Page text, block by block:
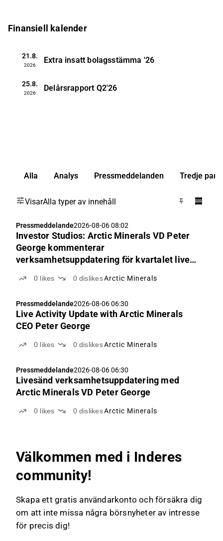
Finansiell kalender
21.8.
2026
Extra insatt bolagsstämma '26
25.8.
2026
Delårsrapport Q2'26
Alla Analys Pressmeddelanden Tredje part
VisarAlla typer av innehåll
Pressmeddelande2026-08-06 08:02
Investor Studios: Arctic Minerals VD Peter
George kommenterar
verksamhetsuppdatering för kvartalet live
0 likes 0 dislikesArctic Minerals
Pressmeddelande2026-08-06 06:30
Live Activity Update with Arctic Minerals
CEO Peter George
0 likes 0 dislikesArctic Minerals
Pressmeddelande2026-08-06 06:30
Livesänd verksamhetsuppdatering med
Arctic Minerals VD Peter George
0 likes 0 dislikesArctic Minerals
Välkommen med i Inderes
community!
Skapa ett gratis användarkonto och försäkra dig
om att inte missa några börsnyheter av intresse
för precis dig!